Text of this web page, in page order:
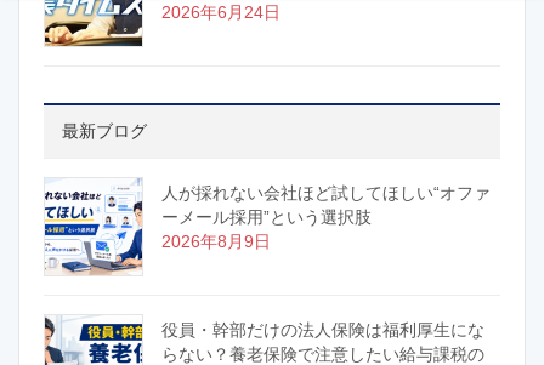
2026年6月24日
最新ブログ
人が採れない会社ほど試してほしい“オファ
ーメール採用”という選択肢
2026年8月9日
役員・幹部だけの法人保険は福利厚生にな
らない？養老保険で注意したい給与課税の